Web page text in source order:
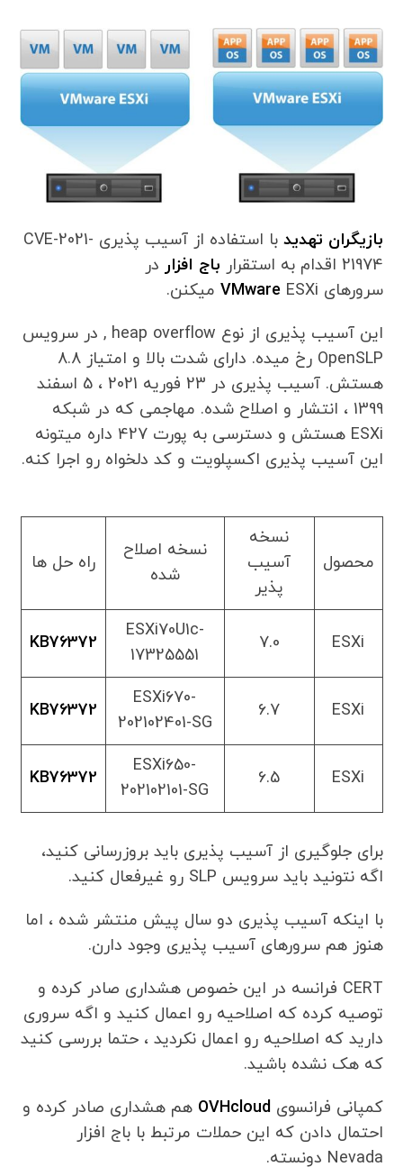
بازیگران تهدید
با استفاده از آسیب پذیری CVE-2021-
21974 اقدام به استقرار
باج افزار در
سرورهای
VMware ESXi میکنن.
این آسیب پذیری از نوع heap overflow , در سرویس
OpenSLP رخ میده. دارای شدت بالا و امتیاز 8.8
هستش. آسیب پذیری در 23 فوریه 2021 ، 5 اسفند
1399 ، انتشار و اصلاح شده. مهاجمی که در شبکه
ESXi هستش و دسترسی به پورت 427 داره میتونه
این آسیب پذیری اکسپلویت و کد دلخواه رو اجرا کنه.
محصول
نسخه
آسیب
پذیر
نسخه اصلاح
شده
راه حل ها
ESXi
7.0
ESXi70U1c-
17325551
KB76372
ESXi
6.7
ESXi670-
202102401-SG
KB76372
ESXi
6.5
ESXi650-
202102101-SG
KB76372
برای جلوگیری از آسیب پذیری باید بروزرسانی کنید،
اگه نتونید باید سرویس SLP رو غیرفعال کنید.
با اینکه آسیب پذیری دو سال پیش منتشر شده ، اما
هنوز هم سرورهای آسیب پذیری وجود دارن.
CERT فرانسه در این خصوص هشداری صادر کرده و
توصیه کرده که اصلاحیه رو اعمال کنید و اگه سروری
دارید که اصلاحیه رو اعمال نکردید ، حتما بررسی کنید
که هک نشده باشید.
کمپانی فرانسویOVHcloud هم هشداری صادر کرده و
احتمال دادن که این حملات مرتبط با باج افزار
Nevada دونسته.